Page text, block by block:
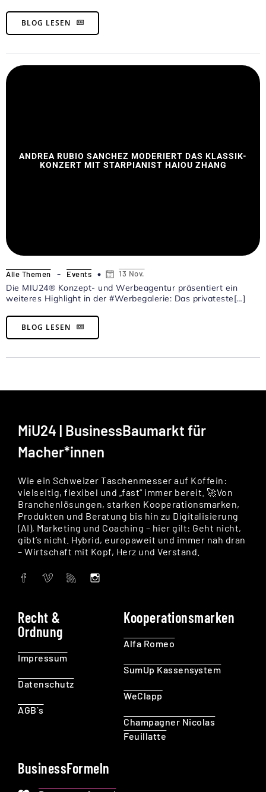
BLOG LESEN
ANDREA RUBIO SANCHEZ MODERIERT DAS KLASSIK-
KONZERT MIT STARPIANIST HAIOU ZHANG
Alle Themen - Events 13 Nov.
Die MIU24® Konzept- und Werbeagentur präsentiert ein
weiteres Highlight in der #Werbegalerie: Das privateste[…]
BLOG LESEN
MiU24 | BusinessBaumarkt für
Macher*innen
Wie ein Schweizer Taschenmesser auf Koffein:
vielseitig, flexibel und „fast“ immer bereit. 🚀Von
Branchenlösungen, starken Kooperationsmarken,
Produkten und Beratung bis hin zu Digitalisierung
(AI), Marketing und Coaching – hier gilt: Geht nicht,
gibt’s nicht. Hybrid, europaweit und immer nah dran
– Wirtschaft mit Kopf, Herz und Verstand.
Recht &
Ordnung
Impressum
Datenschutz
AGB`s
Kooperationsmarken
Alfa Romeo
SumUp Kassensystem
WeClapp
Champagner Nicolas
Feuillatte
BusinessFormeln